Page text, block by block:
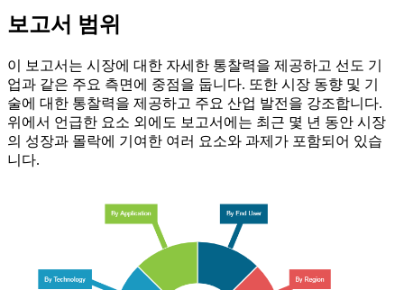
보고서 범위
이 보고서는 시장에 대한 자세한 통찰력을 제공하고 선도 기
업과 같은 주요 측면에 중점을 둡니다. 또한 시장 동향 및 기
술에 대한 통찰력을 제공하고 주요 산업 발전을 강조합니다.
위에서 언급한 요소 외에도 보고서에는 최근 몇 년 동안 시장
의 성장과 몰락에 기여한 여러 요소와 과제가 포함되어 있습
니다.